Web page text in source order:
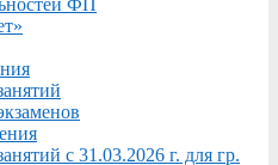
ФП
с 31.03.2026 г. для гр.